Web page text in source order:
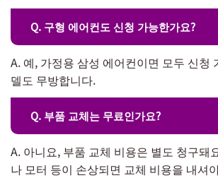
Q. 구형 에어컨도 신청 가능한가요?
A. 예, 가정용 삼성 에어컨이면 모두 신청
델도 무방합니다.
Q. 부품 교체는 무료인가요?
A. 아니요, 부품 교체 비용은 별도 청구돼
나 모터 등이 손상되면 교체 비용을 내셔